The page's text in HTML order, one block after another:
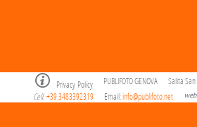
Privacy Policy PUBLIFOTO GENOVA
Salita
Cell. +39.3483392319 Email:info@publifoto.net